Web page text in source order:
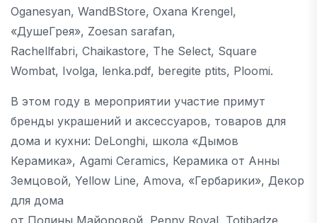
Oganesyan, WandBStore, Oxana Krengel,
«ДушеГрея», Zoesan sarafan,
Rachellfabri, Chaikastore, The Select, Square
Wombat, Ivolga, lenka.pdf, beregite ptits, Ploomi.
В этом году в мероприятии участие примут
бренды украшений и аксессуаров, товаров для
дома и кухни: DeLonghi, школа «Дымов
Керамика», Agami Ceramics, Керамика от Анны
Земцовой, Yellow Line, Amova, «Гербарики», Декор
для дома
от Полины Майоровой, Penny Royal, Totibadze